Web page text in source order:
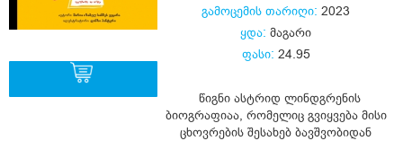
გამოცემის თარიღი: 2023
ყდა: მაგარი
ფასი: 24.95
წიგნი ასტრიდ ლინდგრენის
ბიოგრაფიაა, რომელიც გვიყვება მისი
ცხოვრების შესახებ ბავშვობიდან